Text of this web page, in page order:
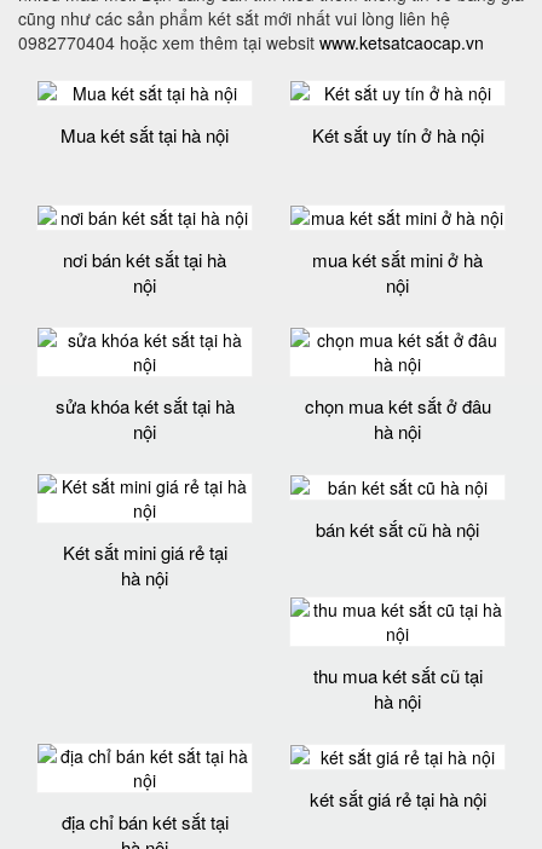
cũng như các sản phẩm két sắt mới nhất vui lòng liên hệ
0982770404 hoặc xem thêm tại websit www.ketsatcaocap.vn
Mua két sắt tại hà nội Két sắt uy tín ở hà nội
nơi bán két sắt tại hà
nội
mua két sắt mini ở hà
nội
sửa khóa két sắt tại hà
nội
chọn mua két sắt ở đâu
hà nội
Két sắt mini giá rẻ tại
hà nội
bán két sắt cũ hà nội
thu mua két sắt cũ tại
hà nội
địa chỉ bán két sắt tại
két sắt giá rẻ tại hà nội